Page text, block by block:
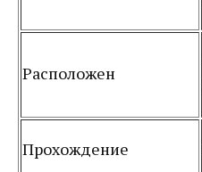
Расположен
Прохождение